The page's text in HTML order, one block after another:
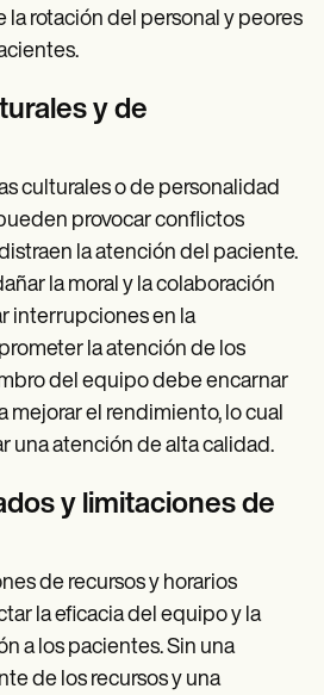
la rotación del personal y peores
y de
culturales o de personalidad
provocar conflictos
la atención del paciente.
la moral y la colaboración
interrupciones en la
la atención de los
del equipo debe encarnar
mejorar el rendimiento, lo cual
una atención de alta calidad.
y limitaciones de
de recursos y horarios
la eficacia del equipo y la
a los pacientes. Sin una
de los recursos y una